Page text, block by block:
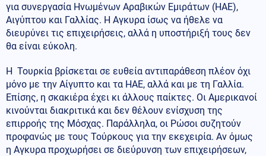
για συνεργασία Ηνωμένων Αραβικών Εμιράτων (ΗΑΕ),
Αιγύπτου και Γαλλίας. Η Αγκυρα ίσως να ήθελε να
διευρύνει τις επιχειρήσεις, αλλά η υποστήριξή τους δεν
θα είναι εύκολη.
Η Τουρκία βρίσκεται σε ευθεία αντιπαράθεση πλέον όχι
μόνο με την Αίγυπτο και τα ΗΑΕ, αλλά και με τη Γαλλία.
Επίσης, η σκακιέρα έχει κι άλλους παίκτες. Οι Αμερικανοί
κινούνται διακριτικά και δεν θέλουν ενίσχυση της
επιρροής της Μόσχας. Παράλληλα, οι Ρώσοι συζητούν
προφανώς με τους Τούρκους για την εκεχειρία. Αν όμως
η Αγκυρα προχωρήσει σε διεύρυνση των επιχειρήσεων,